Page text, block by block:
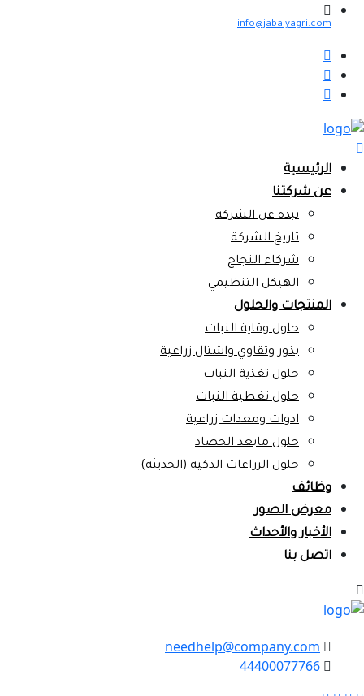
info@jabalyagri.com
الرئيسية
عن شركتنا
نبذة عن الشركة
تاريخ الشركة
شركاء النجاح
الهيكل التنظيمي
المنتجات والحلول
حلول وقاية النبات
بذور وتقاوي واشتال زراعية
حلول تغذية النبات
حلول تغطية النبات
ادوات ومعدات زراعية
حلول مابعد الحصاد
حلول الزراعات الذكية (الحديثة)
وظائف
معرض الصور
الأخبار والأحداث
اتصل بنا
needhelp@company.com
44400077766